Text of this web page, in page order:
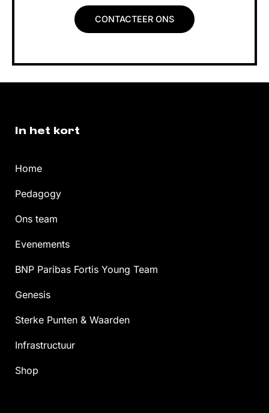
CONTACTEER ONS
In het kort
Home
Pedagogy
Ons team
Evenements
BNP Paribas Fortis Young Team
Genesis
Sterke Punten & Waarden
Infrastructuur
Shop